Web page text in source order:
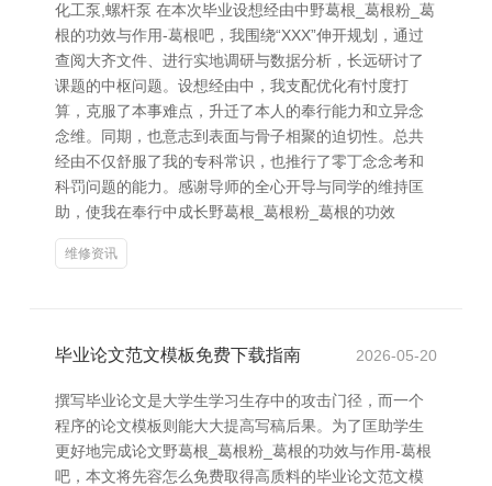
化工泵,螺杆泵 在本次毕业设想经由中野葛根_葛根粉_葛
根的功效与作用-葛根吧，我围绕“XXX”伸开规划，通过
查阅大齐文件、进行实地调研与数据分析，长远研讨了
课题的中枢问题。设想经由中，我支配优化有忖度打
算，克服了本事难点，升迁了本人的奉行能力和立异念
念维。同期，也意志到表面与骨子相聚的迫切性。总共
经由不仅舒服了我的专科常识，也推行了零丁念念考和
科罚问题的能力。感谢导师的全心开导与同学的维持匡
助，使我在奉行中成长野葛根_葛根粉_葛根的功效
维修资讯
毕业论文范文模板免费下载指南 2026-05-20
撰写毕业论文是大学生学习生存中的攻击门径，而一个
程序的论文模板则能大大提高写稿后果。为了匡助学生
更好地完成论文野葛根_葛根粉_葛根的功效与作用-葛根
吧，本文将先容怎么免费取得高质料的毕业论文范文模